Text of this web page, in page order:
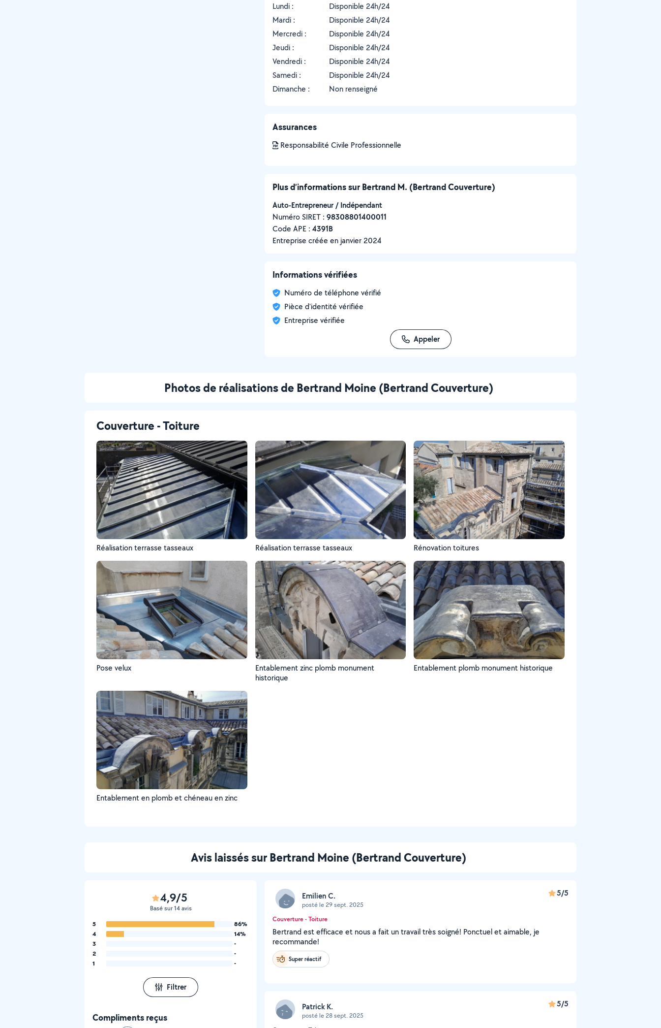
Lundi :
Disponible 24h/24
Mardi :
Disponible 24h/24
Mercredi :
Disponible 24h/24
Jeudi :
Disponible 24h/24
Vendredi :
Disponible 24h/24
Samedi :
Disponible 24h/24
Dimanche :
Non renseigné
Assurances
Responsabilité Civile Professionnelle
Plus d’informations sur Bertrand M. (Bertrand Couverture)
Auto-Entrepreneur / Indépendant
Numéro SIRET : ‍98308801400011
Code APE : 4391B
Entreprise créée en janvier 2024
Informations vérifiées
Numéro de téléphone vérifié
Pièce d'identité vérifiée
Entreprise vérifiée
Appeler
Photos de réalisations de Bertrand Moine (Bertrand Couverture)
Couverture - Toiture
Réalisation terrasse tasseaux Réalisation terrasse tasseaux Rénovation toitures
Pose velux
Entablement zinc plomb monument
historique
Entablement plomb monument historique
Entablement en plomb et chéneau en zinc
Avis laissés sur Bertrand Moine (Bertrand Couverture)
4,9/5
Basé sur 14 avis
5
86%
4
14%
3
-
2
-
1
-
Filtrer
Compliments reçus
Emilien C.
posté le 29 sept. 2025
5/5
Couverture - Toiture
Bertrand est efficace et nous a fait un travail très soigné! Ponctuel et aimable, je
recommande!
Super réactif
Patrick K.
posté le 28 sept. 2025
5/5